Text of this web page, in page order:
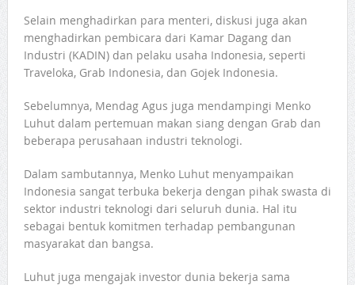
Selain menghadirkan para menteri, diskusi juga akan
menghadirkan pembicara dari Kamar Dagang dan
Industri (KADIN) dan pelaku usaha Indonesia, seperti
Traveloka, Grab Indonesia, dan Gojek Indonesia.
Sebelumnya, Mendag Agus juga mendampingi Menko
Luhut dalam pertemuan makan siang dengan Grab dan
beberapa perusahaan industri teknologi.
Dalam sambutannya, Menko Luhut menyampaikan
Indonesia sangat terbuka bekerja dengan pihak swasta di
sektor industri teknologi dari seluruh dunia. Hal itu
sebagai bentuk komitmen terhadap pembangunan
masyarakat dan bangsa.
Luhut juga mengajak investor dunia bekerja sama